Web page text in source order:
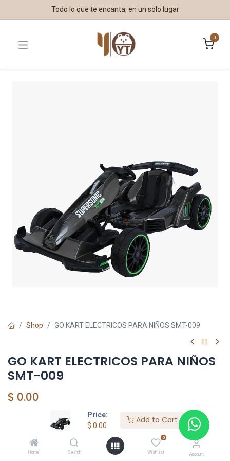
Price:
$ 0.00
Add to Cart
Home Search
0
Wishlist Account
Todo lo que te encanta, en un solo lugar
0
Shop GO KART ELECTRICOS PARA NIÑOS SMT-009
GO KART ELECTRICOS PARA NIÑOS
SMT-009
$ 0.00
Add to Cart
Agregar a la lista de deseos